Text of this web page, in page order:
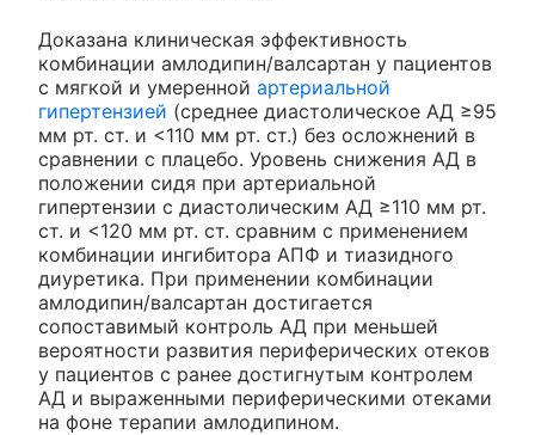
Доказана клиническая эффективность
комбинации амлодипин/валсартан у пациентов
с мягкой и умеренной артериальной
гипертензией (среднее диастолическое АД ≥95
мм рт. ст. и <110 мм рт. ст.) без осложнений в
сравнении с плацебо. Уровень снижения АД в
положении сидя при артериальной
гипертензии с диастолическим АД ≥110 мм рт.
ст. и <120 мм рт. ст. сравним с применением
комбинации ингибитора АПФ и тиазидного
диуретика. При применении комбинации
амлодипин/валсартан достигается
сопоставимый контроль АД при меньшей
вероятности развития периферических отеков
у пациентов с ранее достигнутым контролем
АД и выраженными периферическими отеками
на фоне терапии амлодипином.